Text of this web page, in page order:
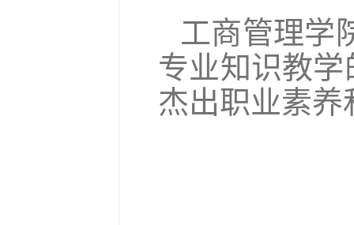
工商管理学
专业知识教
杰出职业素